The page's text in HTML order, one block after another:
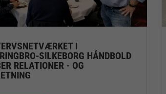
I
SILKEBORG HÅNDBOLD
RELATIONER - OG